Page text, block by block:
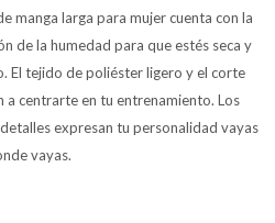
manga larga para mujer cuenta con la
de la humedad para que estés seca y
El tejido de poliéster ligero y el corte
centrarte en tu entrenamiento. Los
expresan tu personalidad vayas
vayas.